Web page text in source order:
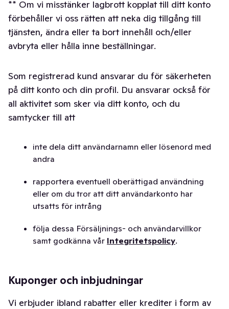
** Om vi misstänker lagbrott kopplat till ditt konto
förbehåller vi oss rätten att neka dig tillgång till
tjänsten, ändra eller ta bort innehåll och/eller
avbryta eller hålla inne beställningar.
Som registrerad kund ansvarar du för säkerheten
på ditt konto och din profil. Du ansvarar också för
all aktivitet som sker via ditt konto, och du
samtycker till att
inte dela ditt användarnamn eller lösenord med
andra
rapportera eventuell oberättigad användning
eller om du tror att ditt användarkonto har
utsatts för intrång
följa dessa Försäljnings- och användarvillkor
samt godkänna vår Integritetspolicy.
Kuponger och inbjudningar
Vi erbjuder ibland rabatter eller krediter i form av